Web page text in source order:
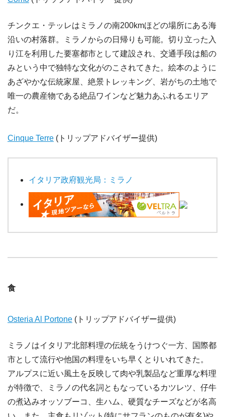
チンクエ・テッレはミラノの南200kmほどの場所にある海
沿いの村落群。ミラノからの日帰りも可能。切り立った入
り江を利用した要塞都市として建設され、交通手段は船の
みという中で独特な文化がのこされてきた。絵本のように
あざやかな伝統家屋、絶景トレッキング、岩がちの土地で
唯一の農産物である絶品ワインなど魅力あふれるエリア
だ。
Cinque Terre (トリップアドバイザー提供)
イタリア政府観光局：ミラノ
食
Osteria Al Portone (トリップアドバイザー提供)
ミラノはイタリア北部料理の伝統をうけつぐ一方、国際都
市として流行や他国の料理をいち早くとりいれてきた。
アルプスに近い風土を反映して肉や乳製品など重厚な料理
が特徴で、ミラノの代名詞ともなっているカツレツ、仔牛
の煮込みオッソブーコ、生ハム、硬質なチーズなどが名高